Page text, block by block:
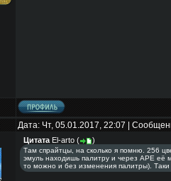
Дата: Чт, 05.01.2017, 22:07 |
Цитата El-arto( )
Там спрайтцы, на сколько я помню. 256
эмуль находишь палитру и через APE её
то можно и без изменения палитры). Таки